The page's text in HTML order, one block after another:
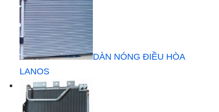
DÀN NÓNG ĐIỀU HÒA
LANOS